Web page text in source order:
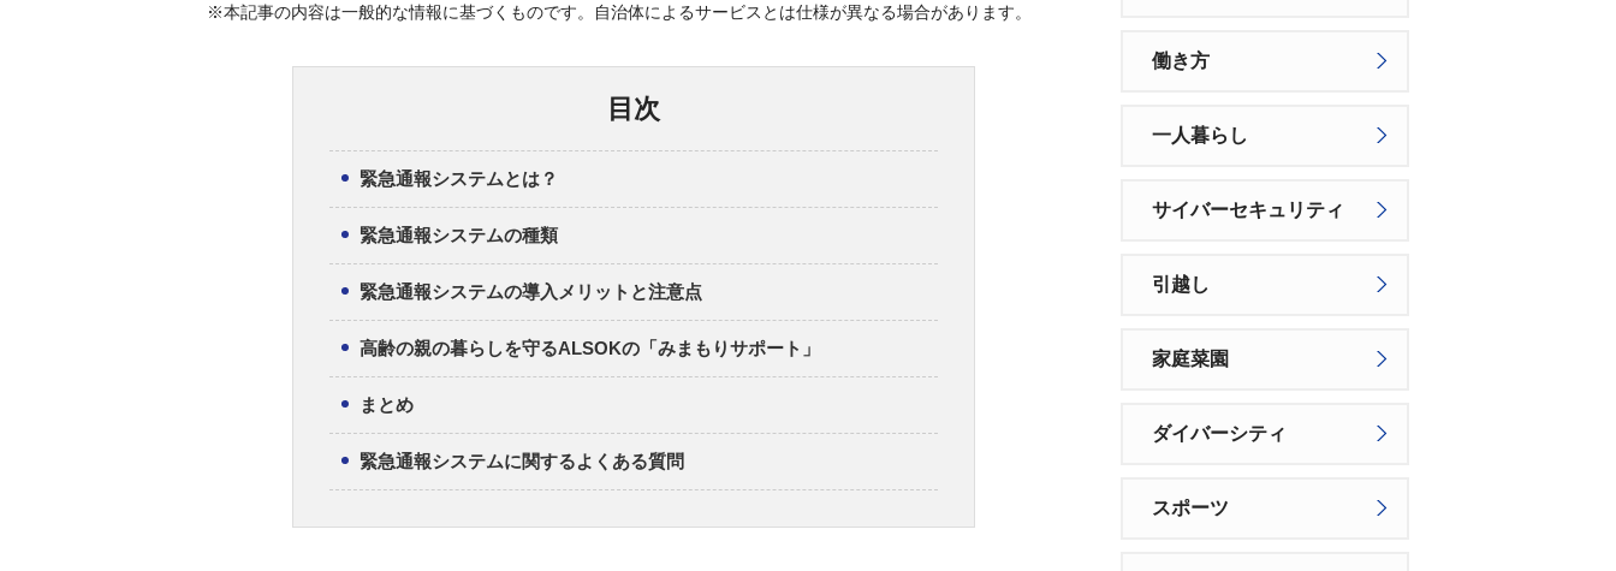
※本記事の内容は一般的な情報に基づくものです。自治体によるサービスとは仕様が異なる場合があります。
目次
緊急通報システムとは？
緊急通報システムの種類
緊急通報システムの導入メリットと注意点
高齢の親の暮らしを守るALSOKの「みまもりサポート」
まとめ
緊急通報システムに関するよくある質問
働き方
一人暮らし
サイバーセキュリティ
引越し
家庭菜園
ダイバーシティ
スポーツ